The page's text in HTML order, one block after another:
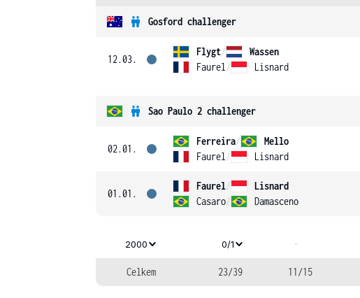
Gosford challenger
12.03.
Flygt/
Wassen
Faurel / Lisnard
Sao Paulo 2 challenger
02.01.
Ferreira/
Mello
Faurel / Lisnard
01.01.
Faurel/
Lisnard
Casaro/ Damasceno
2000 0/1 -
Celkem 23/39 11/15